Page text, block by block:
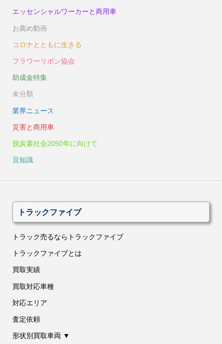
エッセンシャルワーカーと商用車
お薦め動画
コロナとともに生きる
フラワーリボン協会
助成金特集
未分類
業界ニュース
災害と商用車
脱炭素社会2050年に向けて
豆知識
トラックファイブ
トラック売るならトラックファイブ
トラックファイブとは
買取実績
買取対応車種
対応エリア
査定依頼
形状別買取車両 ▼